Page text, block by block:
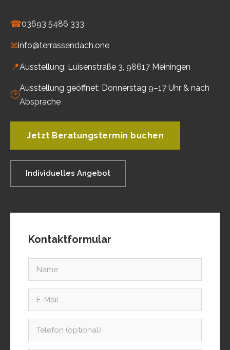
☎03693 5486 333
✉info@terrassendach.one
📍Ausstellung: Luisenstraße 3, 98617 Meiningen
🕑
Ausstellung geöffnet: Donnerstag 9–17 Uhr & nach
Absprache
Jetzt Beratungstermin buchen
Individuelles Angebot
Kontaktformular